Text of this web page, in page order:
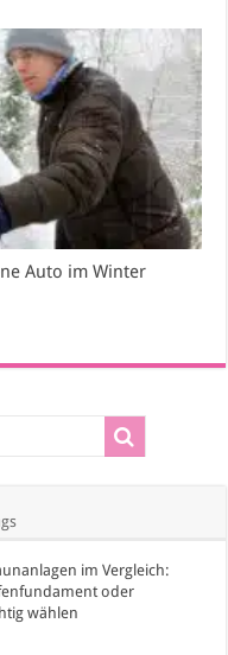
Auto im Winter
im Vergleich:
oder
wählen